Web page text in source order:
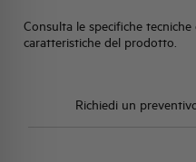
Consulta le specifiche
caratteristiche del prodotto.
Richiedi un